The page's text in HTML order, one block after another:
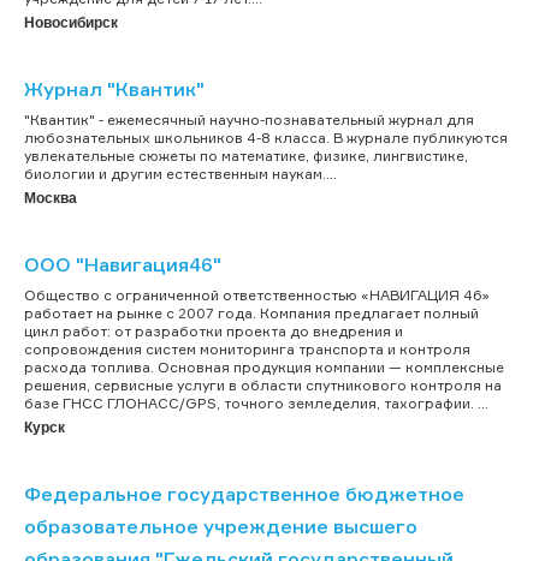
Новосибирск
Журнал "Квантик"
"Квантик" - ежемесячный научно-познавательный журнал для
любознательных школьников 4-8 класса. В журнале публикуются
увлекательные сюжеты по математике, физике, лингвистике,
биологии и другим естественным наукам....
Москва
ООО "Навигация46"
Общество с ограниченной ответственностью «НАВИГАЦИЯ 46»
работает на рынке с 2007 года. Компания предлагает полный
цикл работ: от разработки проекта до внедрения и
сопровождения систем мониторинга транспорта и контроля
расхода топлива. Основная продукция компании — комплексные
решения, сервисные услуги в области спутникового контроля на
базе ГНСС ГЛОНАСС/GPS, точного земледелия, тахографии. ...
Курск
Федеральное государственное бюджетное
образовательное учреждение высшего